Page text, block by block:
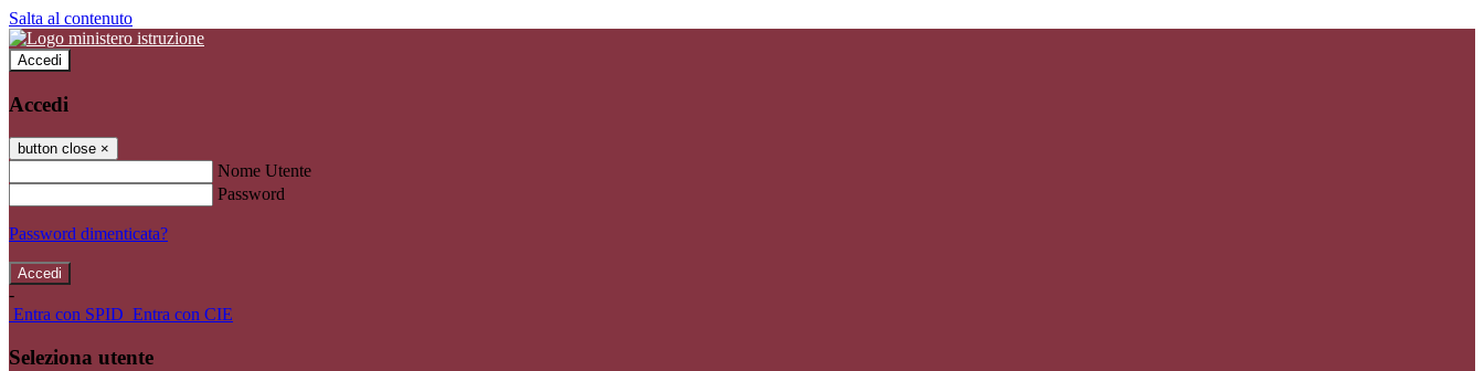
Salta al contenuto
Accedi
Accedi
button close ×
Nome Utente
Password
Password dimenticata?
-
Entra con SPID Entra con CIE
Seleziona utente